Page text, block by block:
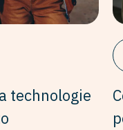
technologie